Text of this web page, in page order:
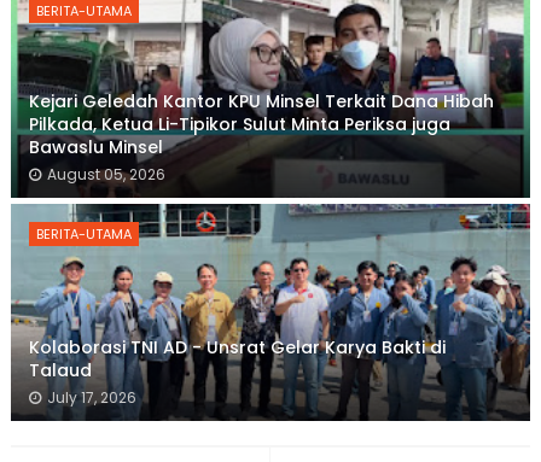
BERITA-UTAMA
Kejari Geledah Kantor KPU Minsel Terkait Dana Hibah
Pilkada, Ketua Li-Tipikor Sulut Minta Periksa juga
Bawaslu Minsel
August 05, 2026
BERITA-UTAMA
Kolaborasi TNI AD - Unsrat Gelar Karya Bakti di
Talaud
July 17, 2026